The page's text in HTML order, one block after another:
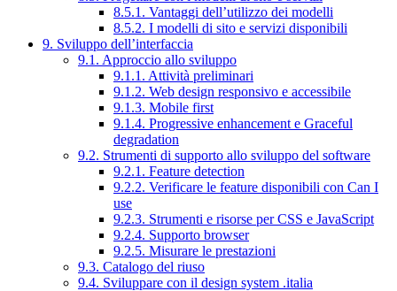
8.5.1. Vantaggi dell’utilizzo dei modelli
8.5.2. I modelli di sito e servizi disponibili
9. Sviluppo dell’interfaccia
9.1. Approccio allo sviluppo
9.1.1. Attività preliminari
9.1.2. Web design responsivo e accessibile
9.1.3. Mobile first
9.1.4. Progressive enhancement e Graceful
degradation
9.2. Strumenti di supporto allo sviluppo del software
9.2.1. Feature detection
9.2.2. Verificare le feature disponibili con Can I
use
9.2.3. Strumenti e risorse per CSS e JavaScript
9.2.4. Supporto browser
9.2.5. Misurare le prestazioni
9.3. Catalogo del riuso
9.4. Sviluppare con il design system .italia